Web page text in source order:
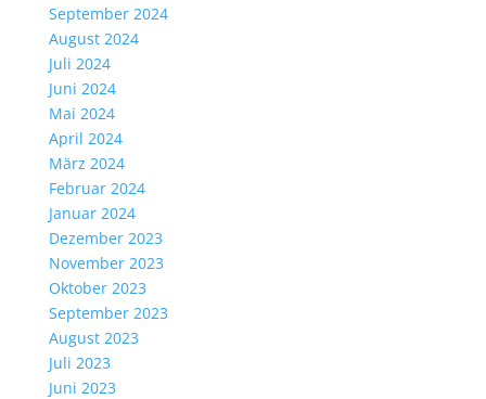
September 2024
August 2024
Juli 2024
Juni 2024
Mai 2024
April 2024
März 2024
Februar 2024
Januar 2024
Dezember 2023
November 2023
Oktober 2023
September 2023
August 2023
Juli 2023
Juni 2023